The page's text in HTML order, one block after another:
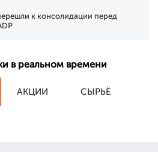
к консолидации перед
в реальном времени
АКЦИИ СЫРЬЁ